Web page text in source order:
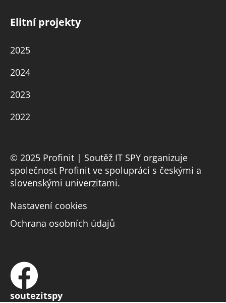
Elitní projekty
2025
2024
2023
2022
© 2025 Profinit | Soutěž IT SPY organizuje
společnost Profinit ve spolupráci s českými a
slovenskými univerzitami.
Nastavení cookies
Ochrana osobních údajů
soutezitspy